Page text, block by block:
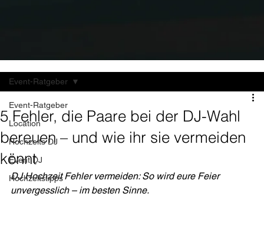
Event-Ratgeber
Location
Hochzeits DJ
Event DJ
Hochzeitstipps
Event-Ratgeber
5 Fehler, die Paare bei der DJ-Wahl
bereuen – und wie ihr sie vermeiden
könnt
DJ Hochzeit Fehler vermeiden: So wird eure Feier
unvergesslich – im besten Sinne.